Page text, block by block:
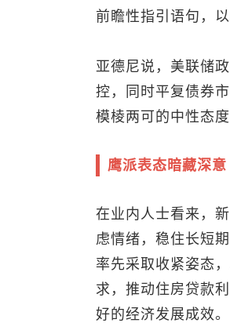
前瞻性指引语句，
亚德尼说，美联储
控，同时平复债券
模棱两可的中性态
鹰派表态暗藏深
在业内人士看来，
虑情绪，稳住长短
率先采取收紧姿态
求，推动住房贷款
好的经济发展成效。